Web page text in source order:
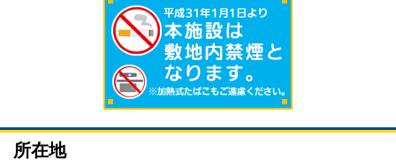
所在地